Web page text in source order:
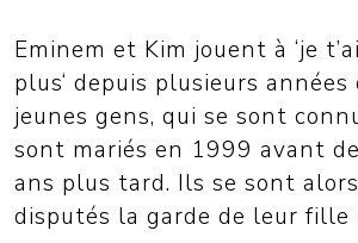
Eminem et Kim jouent à ‘je
plus‘ depuis plusieurs années
jeunes gens, qui se sont
sont mariés en 1999 avant
ans plus tard. Ils se sont
disputés la garde de leur fille